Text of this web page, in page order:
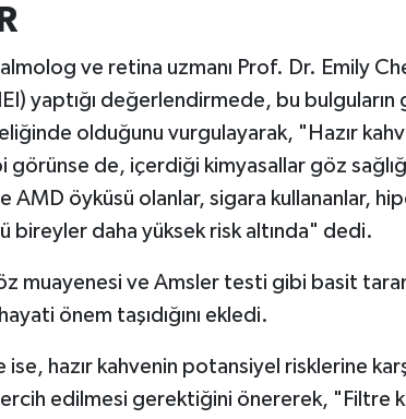
ve retina uzmanı Prof. Dr. Emily
yaptığı değerlendirmede, bu bulguların
olduğunu vurgulayarak, "Hazır
de, içerdiği kimyasallar göz
AMD öyküsü olanlar, sigara kullananlar,
bireyler daha yüksek risk altında" dedi.
muayenesi ve Amsler testi gibi basit
önem taşıdığını ekledi.
ise, hazır kahvenin potansiyel risklerine
edilmesi gerektiğini önererek, "Filtre